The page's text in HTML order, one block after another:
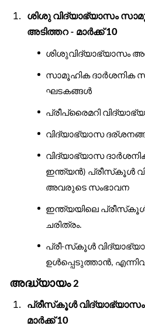
ശിശു വിദ്യാഭ്യാസം
അടിത്തറ- മാർക്ക്10
ശിശുവിദ്യാഭ്യാസം
സാമൂഹിക ദാർശനിക
ഘടകങ്ങൾ
പ്രീപ്രൈമറി
വിദ്യാഭ്യാസ
വിദ്യാഭ്യാസ
ഇന്ത്യൻ) പ്രീസ്കൂൾ
അവരുടെ സംഭാവന
ഇന്ത്യയിലെ പ്രീസ്
ചരിത്രം.
പ്രീ-സ്കൂൾ
ഉൾപ്പെടുത്താൻ,
അദ്ധ്യായം2
പ്രീസ്കൂൾ വിദ്യാഭ്യാസം
മാർക്ക്10